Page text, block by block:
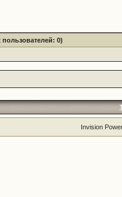
пользователей: 0)
Invision